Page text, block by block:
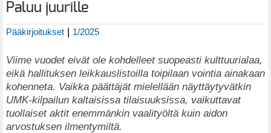
Paluu juurille
Pääkirjoitukset | 1/2025
Viime vuodet eivät ole kohdelleet suopeasti kulttuurialaa,
eikä hallituksen leikkauslistoilla toipilaan vointia ainakaan
kohenneta. Vaikka päättäjät mielellään näyttäytyvätkin
UMK-kilpailun kaltaisissa tilaisuuksissa, vaikuttavat
tuollaiset aktit enemmänkin vaalityöltä kuin aidon
arvostuksen ilmentymiltä.